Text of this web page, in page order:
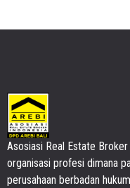
Asosiasi Real Estate
organisasi profesi dimana
perusahaan berbadan